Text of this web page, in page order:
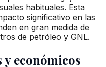
habituales. Esta
significativo en las
en gran medida de
de petróleo y GNL.
económicos